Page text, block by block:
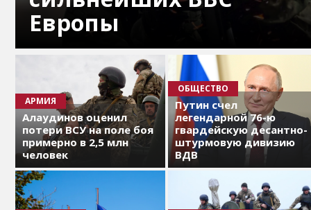
Европы
АРМИЯ
Алаудинов оценил
потери ВСУ на поле боя
примерно в 2,5 млн
человек
ОБЩЕСТВО
Путин счел
легендарной 76-ю
гвардейскую десантно-
штурмовую дивизию
ВДВ